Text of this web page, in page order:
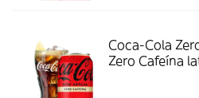
Coca-Cola
Zero Cafeína